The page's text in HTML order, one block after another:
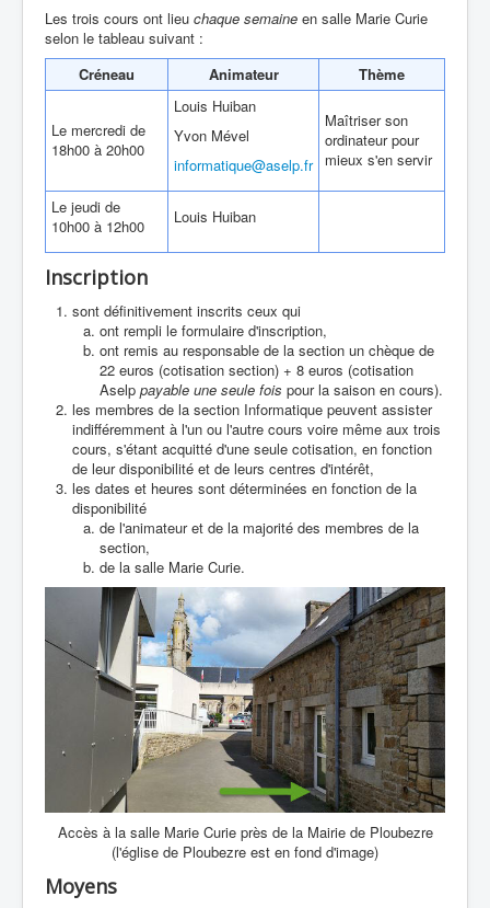
Les trois cours ont lieu chaque semaine en salle Marie Curie
selon le tableau suivant :
Créneau
Animateur Thème
Le mercredi de
18h00 à 20h00
Louis Huiban
Yvon Mével
informatique@aselp.fr
Maîtriser son
ordinateur pour
mieux s'en servir
Le jeudi de
10h00 à 12h00
Louis Huiban
Inscription
sont définitivement inscrits ceux qui
ont rempli le formulaire d'inscription,
ont remis au responsable de la section un chèque de
22 euros (cotisation section) + 8 euros (cotisation
Aselp payable une seule fois pour la saison en cours).
les membres de la section Informatique peuvent assister
indifféremment à l'un ou l'autre cours voire même aux trois
cours, s'étant acquitté d'une seule cotisation, en fonction
de leur disponibilité et de leurs centres d'intérêt,
les dates et heures sont déterminées en fonction de la
disponibilité
de l'animateur et de la majorité des membres de la
section,
de la salle Marie Curie.
Accès à la salle Marie Curie près de la Mairie de Ploubezre
(l'église de Ploubezre est en fond d'image)
Moyens